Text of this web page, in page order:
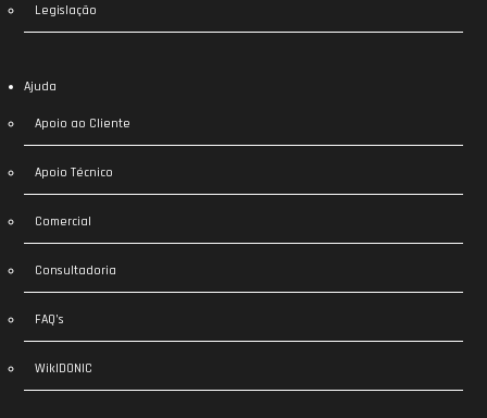
Legislação
Ajuda
Apoio ao Cliente
Apoio Técnico
Comercial
Consultadoria
FAQ’s
WikIDONIC